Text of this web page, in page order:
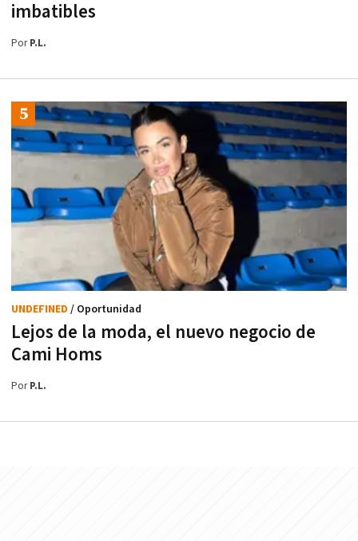
imbatibles
PorP.L.
Lejos de la moda, el nuevo negocio de
Cami Homs
UNDEFINED / Oportunidad
PorP.L.